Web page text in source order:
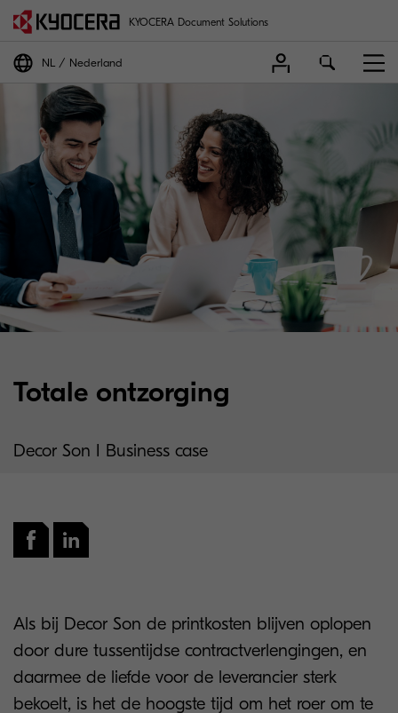
KYOCERA Document Solutions
NL Nederland
Totale ontzorging
Decor Son I Business case
Als bij Decor Son de printkosten blijven oplopen
door dure tussentijdse contractverlengingen, en
daarmee de liefde voor de leverancier sterk
bekoelt, is het de hoogste tijd om het roer om te